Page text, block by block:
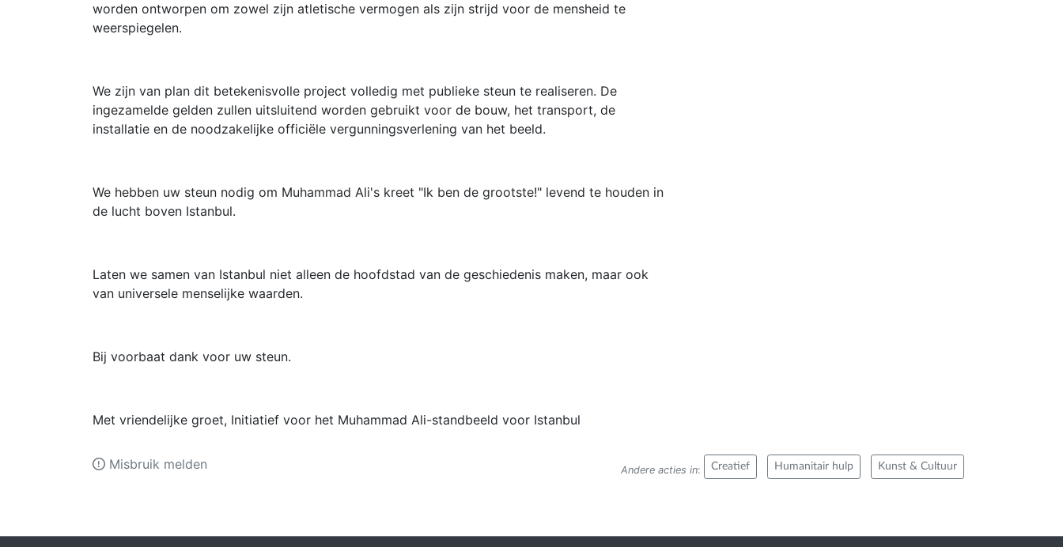
worden ontworpen om zowel zijn atletische vermogen als zijn strijd voor de mensheid te
weerspiegelen.
We zijn van plan dit betekenisvolle project volledig met publieke steun te realiseren. De
ingezamelde gelden zullen uitsluitend worden gebruikt voor de bouw, het transport, de
installatie en de noodzakelijke officiële vergunningsverlening van het beeld.
We hebben uw steun nodig om Muhammad Ali's kreet "Ik ben de grootste!" levend te houden in
de lucht boven Istanbul.
Laten we samen van Istanbul niet alleen de hoofdstad van de geschiedenis maken, maar ook
van universele menselijke waarden.
Bij voorbaat dank voor uw steun.
Met vriendelijke groet, Initiatief voor het Muhammad Ali-standbeeld voor Istanbul
Andere acties in: Creatief Humanitair hulp Kunst & Cultuur
Misbruik melden